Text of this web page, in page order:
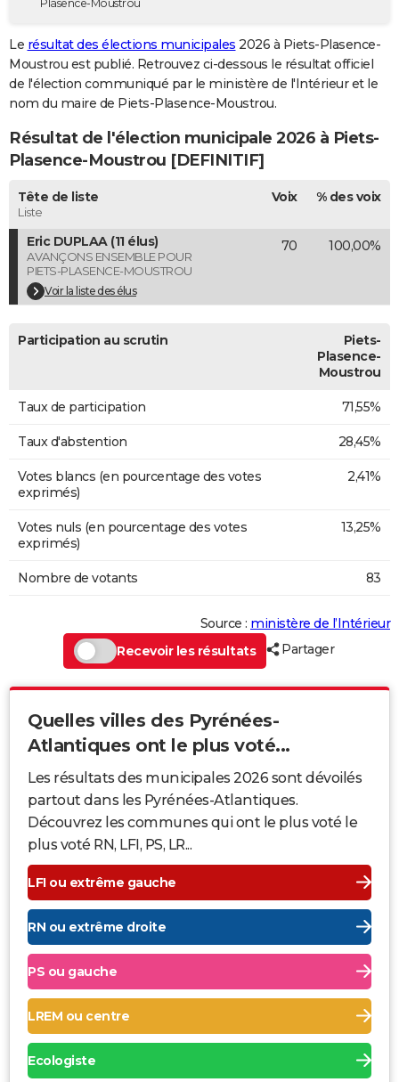
GUIDES D'ACHAT
CARTE DE VOEUX
Carte de Noël
Carte Bonne année
Carte Saint-Valentin
Carte Pâques
Carte d'anniversaire
DICTIONNAIRE
Dictionnaire
Biographies
Citations
Expressions
Proverbes
PROGRAMME TV
COPAINS D'AVANT
S'inscrire
Se connecter
Lycées
Collèges
Primaires
Universités
Entreprises
Service militaire
Avis de recherche
AVIS DE DÉCÈS
Bricolage
Lifestyle
Culture
Sport
Auto
Television
Voyage
Cinema
Plasence-Moustrou
Le résultat des élections municipales 2026 à Piets-Plasence-
Moustrou est publié. Retrouvez ci-dessous le résultat officiel
de l'élection communiqué par le ministère de l'Intérieur et le
nom du maire de Piets-Plasence-Moustrou.
Résultat de l'élection municipale 2026 à Piets-
Plasence-Moustrou [DEFINITIF]
Tête de liste
Liste
Voix % des voix
Eric DUPLAA (11 élus)
AVANÇONS ENSEMBLE POUR
PIETS-PLASENCE-MOUSTROU
Voir la liste des élus
70 100,00%
Participation au scrutin
Piets-
Plasence-
Moustrou
Taux de participation 71,55%
Taux d'abstention 28,45%
Votes blancs (en pourcentage des votes
exprimés)
2,41%
Votes nuls (en pourcentage des votes
exprimés)
13,25%
Nombre de votants 83
Source : ministère de l’Intérieur
Recevoir les résultats
Partager
Quelles villes des Pyrénées-
Atlantiques ont le plus voté...
Les résultats des municipales 2026 sont dévoilés
partout dans les Pyrénées-Atlantiques.
Découvrez les communes qui ont le plus voté le
plus voté RN, LFI, PS, LR...
LFI ou extrême gauche
RN ou extrême droite
PS ou gauche
LREM ou centre
Ecologiste